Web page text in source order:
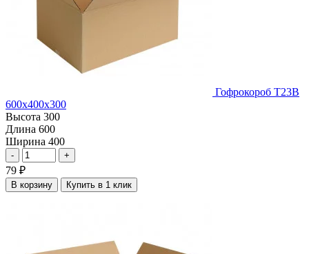
Гофрокороб Т23В
600х400х300
Высота 300
Длина 600
Ширина 400
- +
79 ₽
В корзину Купить в 1 клик